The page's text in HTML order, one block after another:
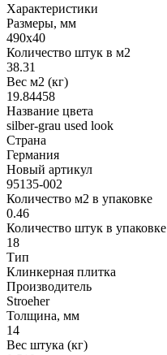
Характеристики
Размеры, мм
490x40
Количество штук в м2
38.31
Вес м2 (кг)
19.84458
Название цвета
silber-grau used look
Страна
Германия
Новый артикул
95135-002
Количество м2 в упаковке
0.46
Количество штук в упаковке
18
Тип
Клинкерная плитка
Производитель
Stroeher
Толщина, мм
14
Вес штука (кг)